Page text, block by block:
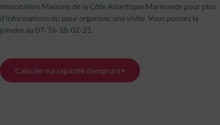
immobilière Maisons de la Côte Atlantique Marmande pour plus
d’informations ou pour organiser une visite. Vous pouvez la
joindre au 07-76-18-02-21.
Calculer ma capacité d’emprunt